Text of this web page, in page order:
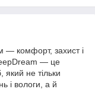
— комфорт, захист і
— це
який не тільки
і вологи, а й